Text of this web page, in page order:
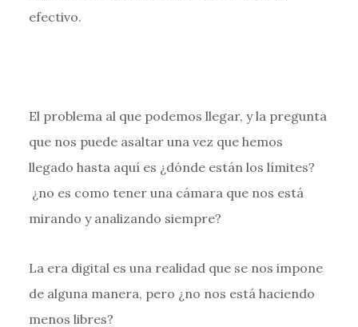
efectivo.
El problema al que podemos llegar, y la pregunta
que nos puede asaltar una vez que hemos
llegado hasta aquí es ¿dónde están los límites?
¿no es como tener una cámara que nos está
mirando y analizando siempre?
La era digital es una realidad que se nos impone
de alguna manera, pero ¿no nos está haciendo
menos libres?